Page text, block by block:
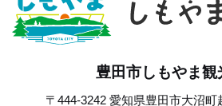
豊田市しもやま観
〒444-3242 愛知県豊田市大